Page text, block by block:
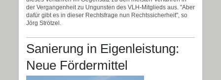
der Vergangenheit zu Ungunsten des VLH-Mitglieds aus. "Aber
dafür gibt es in dieser Rechtsfrage nun Rechtssicherheit", so
Jörg Strötzel.
Sanierung in Eigenleistung:
Neue Fördermittel